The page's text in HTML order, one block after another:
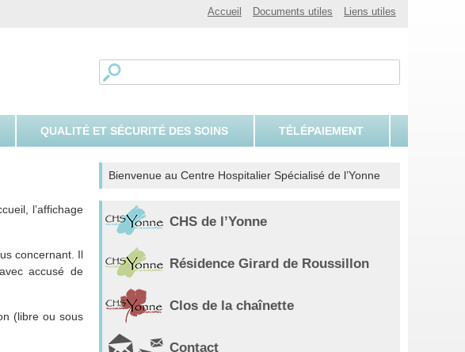
Accueil Documents utiles Liens utiles
QUALITÉ ET SÉCURITÉ DES SOINS TÉLÉPAIEMENT
l’affichage
concernant. Il
accusé de
(libre ou sous
Bienvenue au Centre Hospitalier Spécialisé de l’Yonne
CHS de l’Yonne
Résidence Girard de Roussillon
Clos de la chaînette
Contact